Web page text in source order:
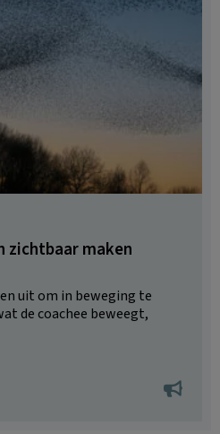
zichtbaar maken
uit om in beweging te
de coachee beweegt,